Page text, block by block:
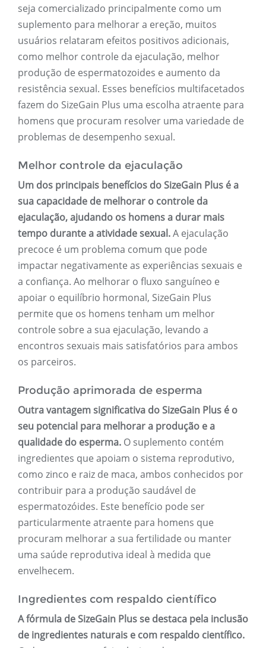
seja comercializado principalmente como um
suplemento para melhorar a ereção, muitos
usuários relataram efeitos positivos adicionais,
como melhor controle da ejaculação, melhor
produção de espermatozoides e aumento da
resistência sexual. Esses benefícios multifacetados
fazem do SizeGain Plus uma escolha atraente para
homens que procuram resolver uma variedade de
problemas de desempenho sexual.
Melhor controle da ejaculação
Um dos principais benefícios do SizeGain Plus é a
sua capacidade de melhorar o controle da
ejaculação, ajudando os homens a durar mais
tempo durante a atividade sexual.A ejaculação
precoce é um problema comum que pode
impactar negativamente as experiências sexuais e
a confiança. Ao melhorar o fluxo sanguíneo e
apoiar o equilíbrio hormonal, SizeGain Plus
permite que os homens tenham um melhor
controle sobre a sua ejaculação, levando a
encontros sexuais mais satisfatórios para ambos
os parceiros.
Produção aprimorada de esperma
Outra vantagem significativa do SizeGain Plus é o
seu potencial para melhorar a produção e a
qualidade do esperma. O suplemento contém
ingredientes que apoiam o sistema reprodutivo,
como zinco e raiz de maca, ambos conhecidos por
contribuir para a produção saudável de
espermatozóides. Este benefício pode ser
particularmente atraente para homens que
procuram melhorar a sua fertilidade ou manter
uma saúde reprodutiva ideal à medida que
envelhecem.
Ingredientes com respaldo científico
A fórmula de SizeGain Plus se destaca pela inclusão
de ingredientes naturais e com respaldo científico.